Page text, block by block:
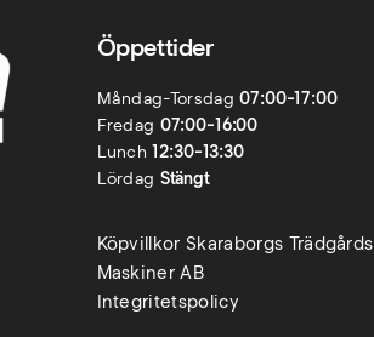
Öppettider
Måndag-Torsdag07:00-17:00
Fredag 07:00-16:00
Lunch12:30-13:30
Lördag Stängt
Köpvillkor Skaraborgs Trädgårds
Maskiner AB
Integritetspolicy